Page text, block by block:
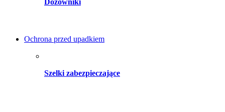
Dozowniki
Ochrona przed upadkiem
Szelki zabezpieczające